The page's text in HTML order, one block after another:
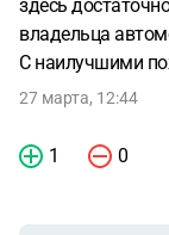
здесь
владельца
С наилучшими
27 марта, 12:44
1 0